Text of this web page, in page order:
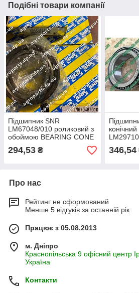
Подібні товари компанії
Підшипник SNR
LM67048/010 роликовий з
обоймою BEARING CONE
& CUP LM67048/10
конічний
294,53 ₴
019C /
346,54
Про нас
Рейтинг не сформований
Менше 5 відгуків за останній рік
Працює з 05.08.2013
м. Дніпро
Краснопільська 9 офісний центр
Україна
Контакти